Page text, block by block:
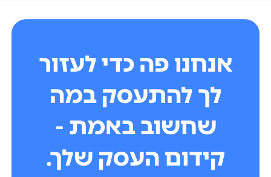
אנחנו פה כדי לעזור
לך להתעסק במה
שחשוב באמת -
קידום העסק שלך.